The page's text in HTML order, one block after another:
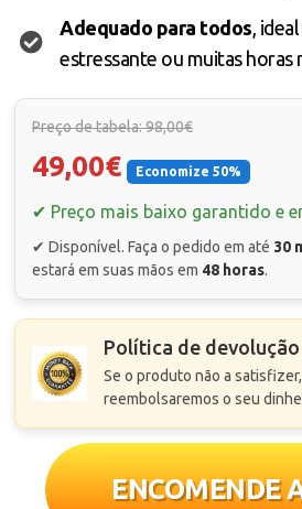
Adequado para todos ,
estressante ou muitas horas
Preço de tabela: 98,00€
49,00€ Economize 50%
✔ Preço mais baixo garantido e
✔ Disponível. Faça o pedido em até 30
estará em suas mãos em 48 horas.
Política de devolução
Se o produto não a
reembolsaremos o seu
ENCOMENDE